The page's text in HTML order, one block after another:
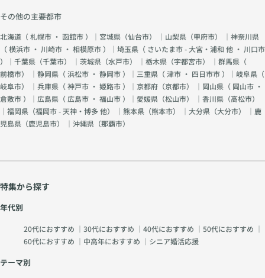
その他の主要都市
北海道（札幌市 ・ 函館市）｜宮城県（仙台市） ｜山梨県（甲府市） ｜神奈川県
（横浜市 ・ 川崎市 ・ 相模原市）｜埼玉県（ さいたま市 - 大宮・浦和 他 ・ 川口市
）｜千葉県（千葉市） ｜茨城県（水戸市） ｜栃木県（宇都宮市） ｜群馬県（
前橋市） ｜静岡県（浜松市 ・ 静岡市）｜三重県（津市 ・ 四日市市）｜岐阜県（
岐阜市） ｜兵庫県（神戸市 ・ 姫路市）｜京都府（京都市） ｜岡山県（ 岡山市 ・
倉敷市）｜広島県（ 広島市 ・ 福山市）｜愛媛県（松山市） ｜香川県（高松市）
｜福岡県（福岡市 - 天神・博多 他） ｜熊本県（熊本市） ｜大分県（大分市） ｜鹿
児島県（鹿児島市） ｜沖縄県（那覇市）
特集から探す
年代別
20代におすすめ ｜ 30代におすすめ ｜ 40代におすすめ ｜ 50代におすすめ ｜
60代におすすめ ｜ 中高年におすすめ ｜ シニア婚活応援
テーマ別